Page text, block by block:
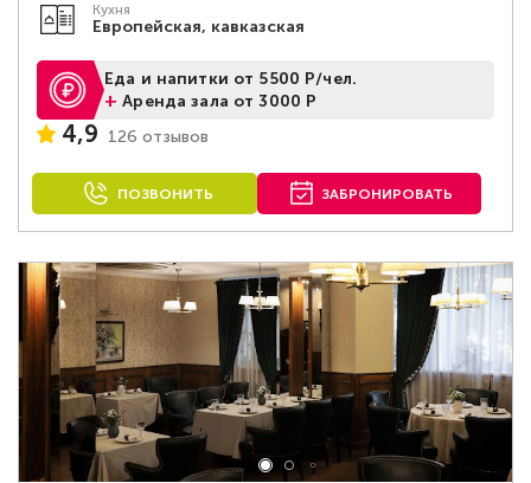
Кухня
Европейская, кавказская
Еда и напитки от 5500 Р/чел.
+Аренда зала от 3000 Р
4,9 126 отзывов
ПОЗВОНИТЬ ЗАБРОНИРОВАТЬ